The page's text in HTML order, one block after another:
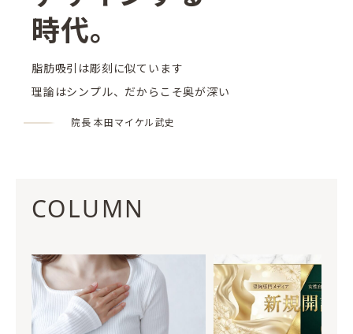
時代。
脂肪吸引は彫刻に似ています
理論はシンプル、だからこそ奥が深い
院長 本田マイケル武史
COLUMN